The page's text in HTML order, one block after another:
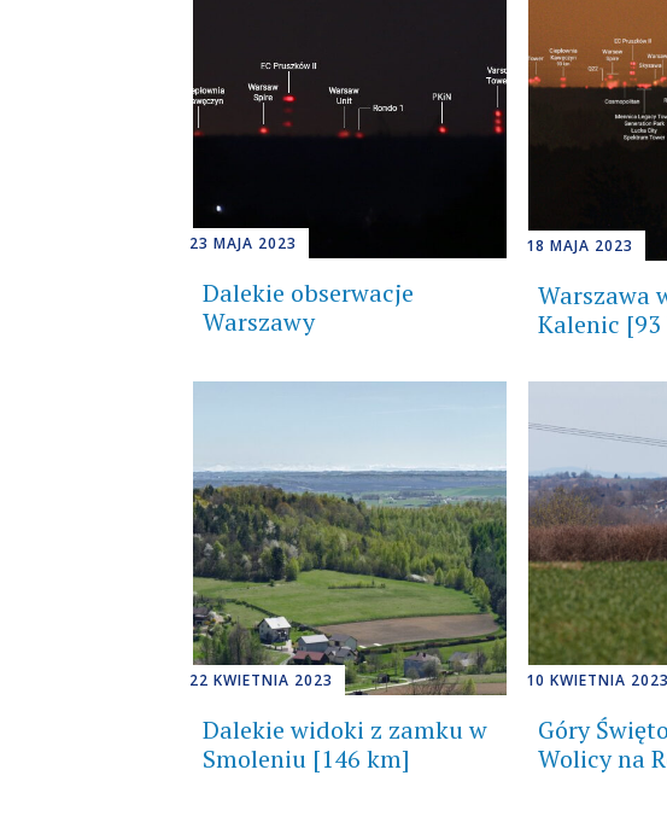
23 MAJA 2023
Dalekie obserwacje
Warszawy
18 MAJA 2023
Warszawa
Kalenic
22 KWIETNIA 2023
Dalekie widoki z zamku w
Smoleniu [146 km]
10 KWIETNIA 2023
Góry
Wolicy na